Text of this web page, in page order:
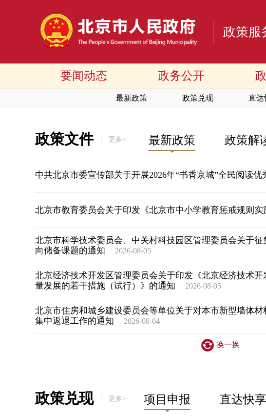
政策服
要闻动态 政务公开
最新政策 政策兑现 直达
政策文件 更多> 最新政策 政策解
中共北京市委宣传部关于开展2026年“书香京城”全民阅读
北京市教育委员会关于印发《北京市中小学教育惩戒规则
北京市科学技术委员会、中关村科技园区管理委员会关于
向储备课题的通知
2026-08-05
北京经济技术开发区管理委员会关于印发《北京经济技术
量发展的若干措施（试行）》的通知
2026-08-05
北京市住房和城乡建设委员会等单位关于对本市新型墙体
集中返退工作的通知
2026-08-04
换一换
政策兑现 更多> 项目申报 直达快享